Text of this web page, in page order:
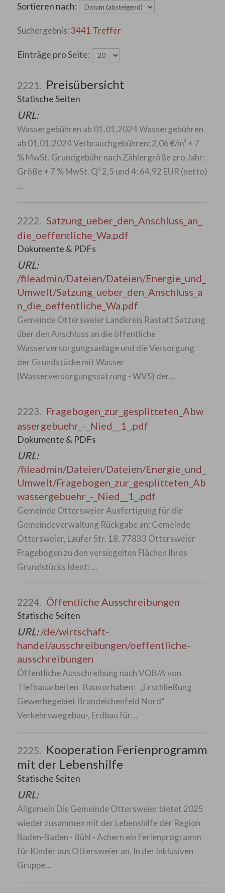
Sortieren nach:
3441 Treffer
Einträge pro Seite:
2221. Preisübersicht
Statische Seiten
URL:
Wassergebühren ab 01.01.2024 Wassergebühren
ab 01.01.2024 Verbrauchgebühren: 2,06 €/m³ + 7
% MwSt. Grundgebühr nach Zählergröße pro Jahr:
Größe + 7 % MwSt. Q³ 2,5 und 4: 64,92 EUR (netto)
…
2222. Satzung_ueber_den_Anschluss_an_
die_oeffentliche_Wa.pdf
Dokumente & PDFs
URL:
/fileadmin/Dateien/Dateien/Energie_und_
Umwelt/Satzung_ueber_den_Anschluss_a
n_die_oeffentliche_Wa.pdf
Gemeinde Ottersweier Landkreis Rastatt Satzung
über den Anschluss an die öffentliche
Wasserversorgungsanlage und die Versorgung
der Grundstücke mit Wasser
(Wasserversorgungssatzung - WVS) der…
2223. Fragebogen_zur_gesplitteten_Abw
assergebuehr_-_Nied__1_.pdf
Dokumente & PDFs
URL:
/fileadmin/Dateien/Dateien/Energie_und_
Umwelt/Fragebogen_zur_gesplitteten_Ab
wassergebuehr_-_Nied__1_.pdf
Gemeinde Ottersweier Ausfertigung für die
Gemeindeverwaltung Rückgabe an: Gemeinde
Ottersweier, Laufer Str. 18, 77833 Ottersweier
Fragebogen zu den versiegelten Flächen Ihres
Grundstücks Ident: …
2224. Öffentliche Ausschreibungen
Statische Seiten
URL:/de/wirtschaft-
handel/ausschreibungen/oeffentliche-
ausschreibungen
Öffentliche Ausschreibung nach VOB/A von
Tiefbauarbeiten Bauvorhaben: „Erschließung
Gewerbegebiet Brandeichenfeld Nord“
Verkehrswegebau-, Erdbau für…
2225. Kooperation Ferienprogramm
mit der Lebenshilfe
Statische Seiten
URL:
Allgemein Die Gemeinde Ottersweier bietet 2025
wieder zusammen mit der Lebenshilfe der Region
Baden-Baden - Bühl - Achern ein Ferienprogramm
für Kinder aus Ottersweier an. In der inklusiven
Gruppe…